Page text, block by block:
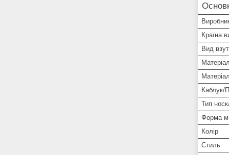
Країна
Вид
Каблук/
Тип
Форма
Колір
Стиль